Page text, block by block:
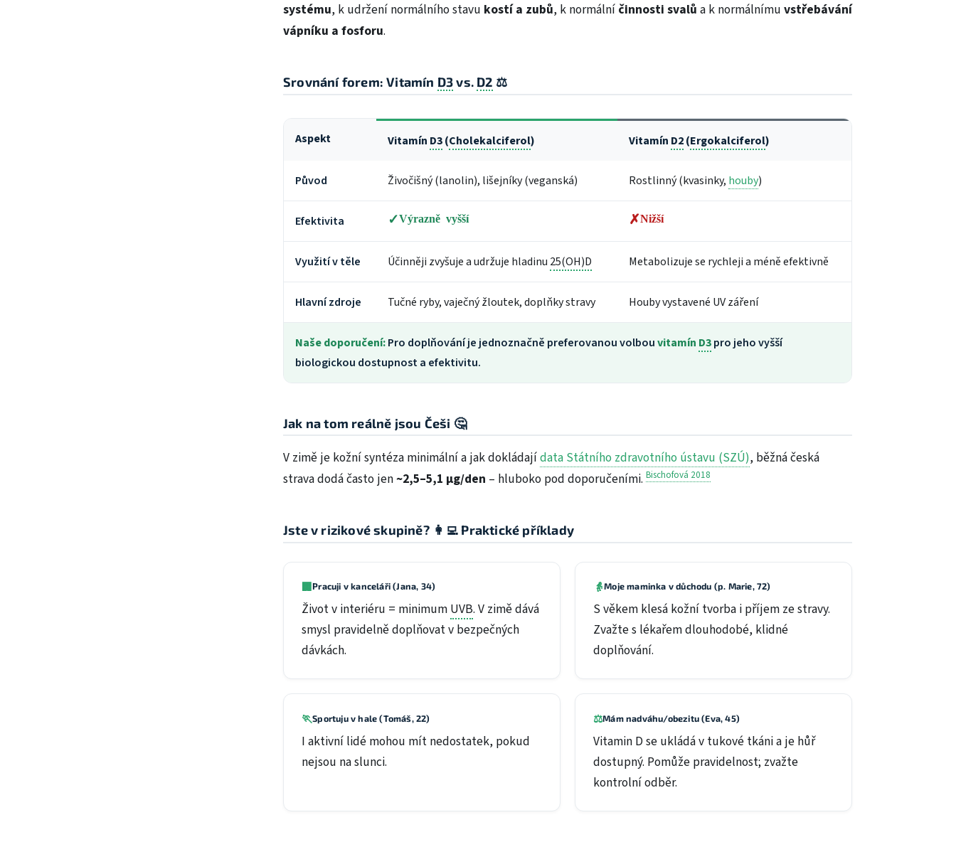
systému, k udržení normálního stavu kostí a zubů, k normální činnosti svalů a k normálnímu vstřebávání
vápníku a fosforu.
Srovnání forem: Vitamín D3vs. D2 ⚖️
Aspekt Vitamín D3(Cholekalciferol) Vitamín D2(Ergokalciferol)
Původ Živočišný (lanolin), lišejníky (veganská) Rostlinný (kvasinky, houby)
Efektivita Výrazně vyšší Nižší
Využití v těle Účinněji zvyšuje a udržuje hladinu 25(OH)D Metabolizuje se rychleji a méně efektivně
Hlavní zdroje Tučné ryby, vaječný žloutek, doplňky stravy Houby vystavené UV záření
Naše doporučení:Pro doplňování je jednoznačně preferovanou volbouvitamín D3pro jeho vyšší
biologickou dostupnost a efektivitu.
Jak na tom reálně jsou Češi 🤔
V zimě je kožní syntéza minimální a jak dokládajídata Státního zdravotního ústavu (SZÚ), běžná česká
strava dodá často jen~2,5–5,1 µg/den – hluboko pod doporučeními. Bischofová 2018
Jste v rizikové skupině? 👩‍💻 Praktické příklady
🏢Pracuji v kanceláři (Jana, 34)
Život v interiéru = minimum UVB. V zimě dává
smysl pravidelně doplňovat v bezpečných
dávkách.
👵Moje maminka v důchodu (p. Marie, 72)
S věkem klesá kožní tvorba i příjem ze stravy.
Zvažte s lékařem dlouhodobé, klidné
doplňování.
🏃Sportuju v hale (Tomáš, 22)
I aktivní lidé mohou mít nedostatek, pokud
nejsou na slunci.
⚖️Mám nadváhu/obezitu (Eva, 45)
Vitamin D se ukládá v tukové tkáni a je hůř
dostupný. Pomůže pravidelnost; zvažte
kontrolní odběr.